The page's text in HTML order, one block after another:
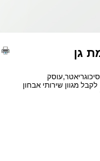
גן
מגוון שירותי אבחון